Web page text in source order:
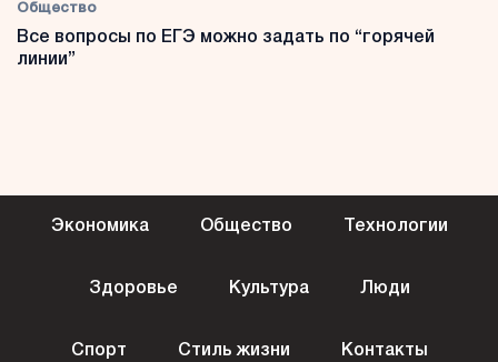
Общество
Все вопросы по ЕГЭ можно задать по “горячей
линии”
Экономика Общество Технологии
Здоровье Культура Люди
Спорт Стиль жизни Контакты